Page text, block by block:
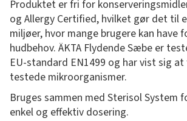
Produktet er fri for
og Allergy Certified, hvilket gør det til
miljøer, hvor mange brugere kan have
hudbehov. ÄKTA Flydende Sæbe er
EU-standard EN1499 og har vist sig
testede mikroorganismer.
Bruges sammen med Sterisol System
enkel og effektiv dosering.